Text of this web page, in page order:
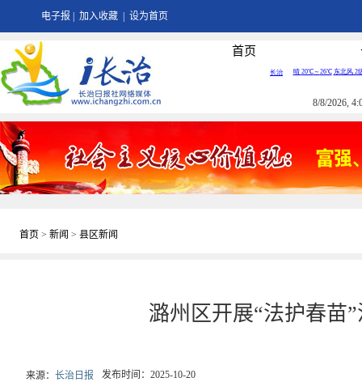
电子报 加入收藏 设为首页
首页
8/8/2026,
首页 > 新闻 > 县区新闻
潞州区开展“法护春苗
来源： 长治日报 发布时间：2025-10-20